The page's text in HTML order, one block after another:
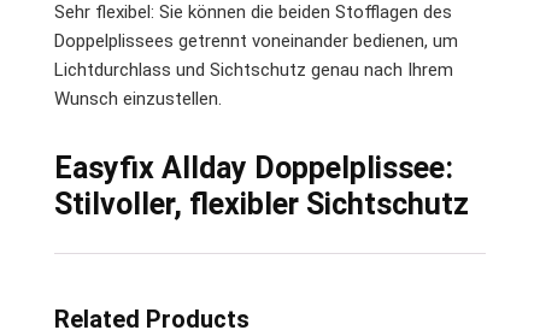
Sehr flexibel: Sie können die beiden Stofflagen des
Doppelplissees getrennt voneinander bedienen, um
Lichtdurchlass und Sichtschutz genau nach Ihrem
Wunsch einzustellen.
Easyfix Allday Doppelplissee:
Stilvoller, flexibler Sichtschutz
Related Products